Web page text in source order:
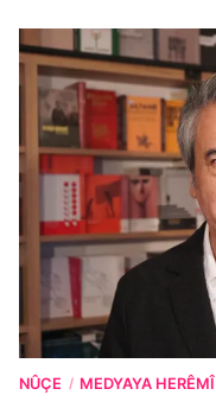
NÛÇE / MEDYAYA HERÊMÎ